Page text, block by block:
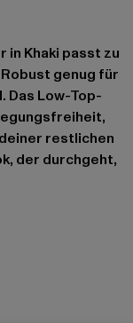
in Khaki passt zu
genug für
Das Low-Top-
restlichen
der durchgeht,